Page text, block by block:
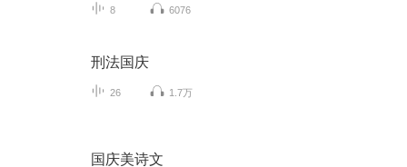
8 6076
刑法国庆
26 1.7万
国庆美诗文